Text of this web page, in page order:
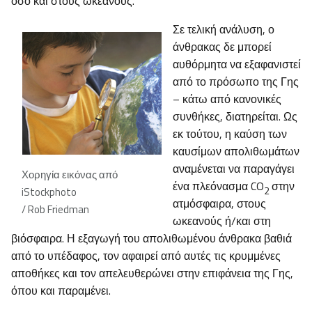
Χορηγία εικόνας από
iStockphoto
/ Rob Friedman
Σε τελική ανάλυση, ο
άνθρακας δε μπορεί
αυθόρμητα να εξαφανιστεί
από το πρόσωπο της Γης
– κάτω από κανονικές
συνθήκες, διατηρείται. Ως
εκ τούτου, η καύση των
καυσίμων απολιθωμάτων
αναμένεται να παραγάγει
ένα πλεόνασμα CO2 στην
ατμόσφαιρα, στους
ωκεανούς ή/και στη
βιόσφαιρα. Η εξαγωγή του απολιθωμένου άνθρακα βαθιά
από το υπέδαφος, τον αφαιρεί από αυτές τις κρυμμένες
αποθήκες και τον απελευθερώνει στην επιφάνεια της Γης,
όπου και παραμένει.